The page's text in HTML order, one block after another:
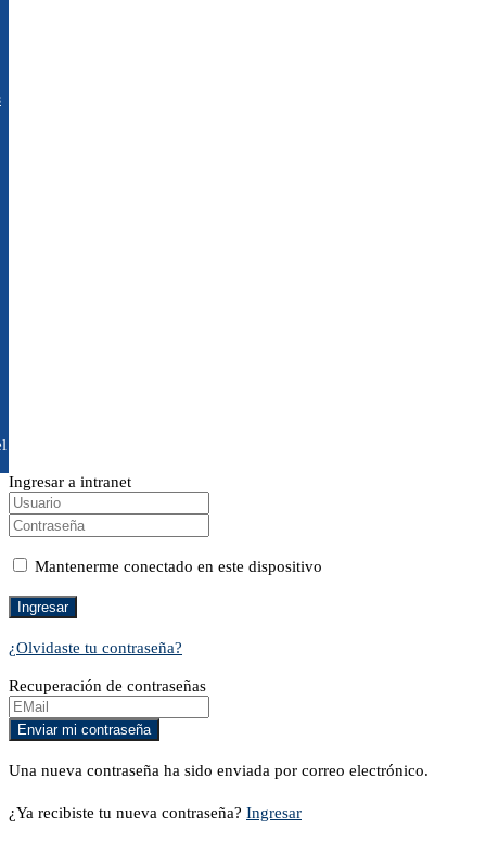
Ingresar a intranet
Mantenerme conectado en este dispositivo
¿Olvidaste tu contraseña?
Recuperación de contraseñas
Una nueva contraseña ha sido enviada por correo electrónico.
¿Ya recibiste tu nueva contraseña? Ingresar